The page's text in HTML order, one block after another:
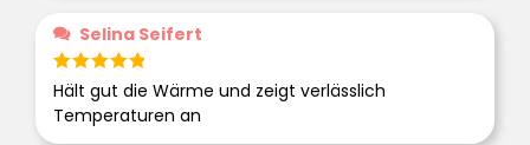
Selina Seifert
Bewertet
mit 5von 5
Hält gut die Wärme und zeigt verlässlich
Temperaturen an